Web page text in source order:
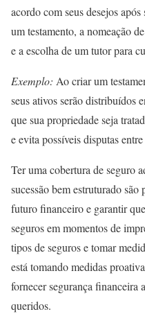
acordo com seus desejos
um testamento, a nomeação
e a escolha de um tutor para
Exemplo: Ao criar um
seus ativos serão distribuídos
que sua propriedade seja
e evita possíveis disputas
Ter uma cobertura de seguro
sucessão bem estruturado são
futuro financeiro e garantir
seguros em momentos de
tipos de seguros e tomar
está tomando medidas
fornecer segurança financeira
queridos.